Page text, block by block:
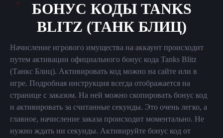
БОНУС КОДЫ TANKS
BLITZ (ТАНК БЛИЦ)
Начисление игрового имущества на аккаунт происходит
путем активации официального бонус кода Tanks Blitz
(Танкс Блиц). Активировать код можно на сайте или в
игре. Подробная инструкция всегда отображается на
странице с заказом. На ней можно скопировать бонус код
и активировать за считанные секунды. Это очень легко, а
главное, начисление заказа происходит моментально. Не
нужно ждать ни секунды. Активируйте бонус код от